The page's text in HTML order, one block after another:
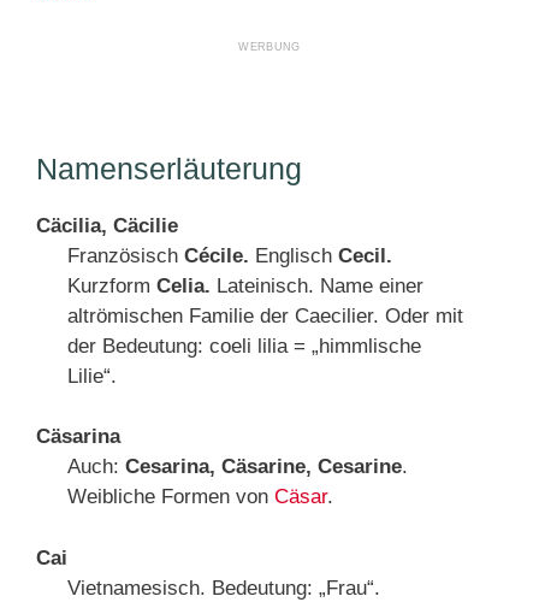
Namenserläuterung
Cäcilia, Cäcilie
Französisch Cécile. Englisch Cecil.
Kurzform Celia. Lateinisch. Name einer
altrömischen Familie der Caecilier. Oder mit
der Bedeutung: coeli lilia = „himmlische
Lilie“.
Cäsarina
Auch: Cesarina, Cäsarine, Cesarine.
Weibliche Formen von Cäsar.
Cai
Vietnamesisch. Bedeutung: „Frau“.